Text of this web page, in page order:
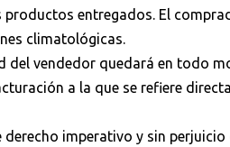
entregados. El
climatológicas.
vendedor quedará en todo
a la que se refiere
imperativo y sin